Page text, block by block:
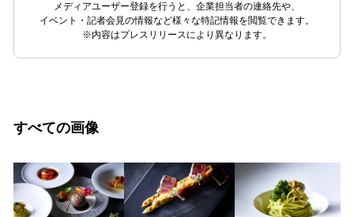
メディアユーザー登録を行うと、企業担当者の連絡先や、
イベント・記者会見の情報など様々な特記情報を閲覧できます。
※内容はプレスリリースにより異なります。
すべての画像